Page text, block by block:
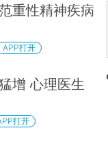
重性精神疾病
APP打开
增 心理医生
打开